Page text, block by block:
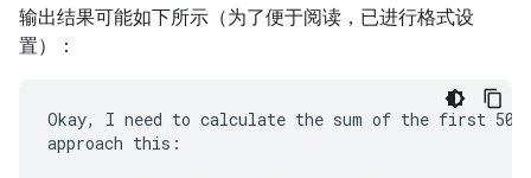
输出结果可能如下所示（为了便于阅读，已进行格式设
置）：
Okay, I need to calculate the sum of the first 50
approach this: